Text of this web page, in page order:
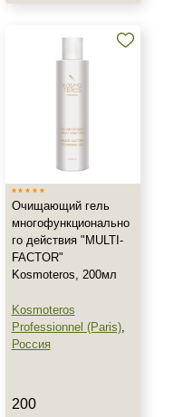
Очищающий гель
многофункционально
го действия "MULTI-
FACTOR"
Kosmoteros, 200мл
Kosmoteros
Professionnel (Paris),
Россия
200